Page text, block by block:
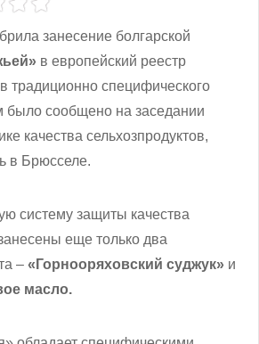
занесение болгарской
в европейский реестр
традиционно специфического
было сообщено на заседании
качества сельхозпродуктов,
в Брюсселе.
систему защиты качества
еще только два
– «Горнооряховский суджук» и
масло.